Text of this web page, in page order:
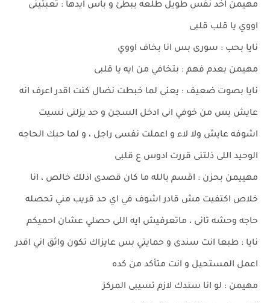
مهيمن اخد نفس طويل طلعه ببطئ و باس ايدها : تعبتينى
اووي يا قلب قلبى
نايا بحب : سورى بس انا بخاف اووي
مهيمن بعدم فهم : بتخافي من ايه يا قلبى
نايا بصوت ضعيف : يعنى لما خبطت نضال كنت اقدر اعرف انه
عايش بس من خوفي انى ادخل السجن و حد يزلنى نسيت
اشوفه عايش ولا لاء و اعملت نفسى راجل ، و لما حبك الحاجه
الوحيد اللى ذلتنى قررت ادوس ع قلبى
مهييمن بحزن : اقسم بالله ما كان قصدى اذلك خالص ، انا
خلاص اكتفيت مش قادر اشوف في اي حد قريب مني تحصله
حاجه وحشه تانى ، ماتعرفيش ايه اللى حصلي عشان احميكم
نايا : طبعا انت سندى و حمايتي بس عايزاك تكون واثق اني اقدر
اعمل المستحيل و انت متأكد من كده
مهيمن : لو انا سندك لازم تسيبى المركز